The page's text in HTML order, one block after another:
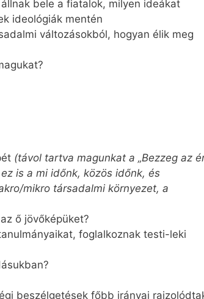
bele a fiatalok, milyen ideákat
ideológiák mentén
változásokból, hogyan élik meg
(távol tartva magunkat a „Bezzeg az
is a mi időnk, közös időnk, és
mikro társadalmi környezet, a
ő jövőképüket?
foglalkoznak testi-leki
beszélgetések főbb irányai